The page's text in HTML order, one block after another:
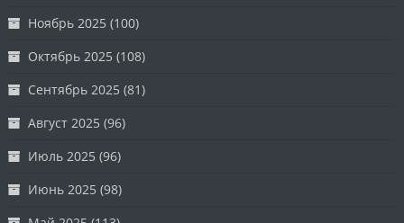
Ноябрь 2025 (100)
Октябрь 2025 (108)
Сентябрь 2025 (81)
Август 2025 (96)
Июль 2025 (96)
Июнь 2025 (98)